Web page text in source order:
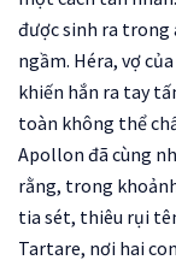
được sinh ra trong
ngầm. Héra, vợ
khiến hắn ra tay
toàn không thể
Apollon đã cùng
rằng, trong
tia sét, thiêu rụi
Tartare, nơi hai